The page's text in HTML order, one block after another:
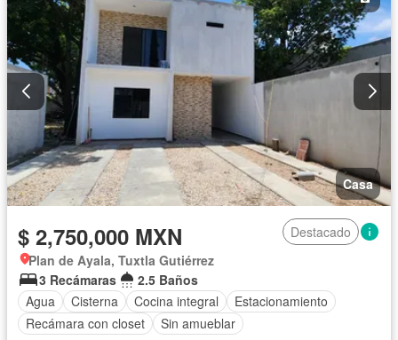
Casa
$ 2,750,000 MXN
Destacado
Plan de Ayala, Tuxtla Gutiérrez
3 Recámaras
2.5 Baños
Agua
Cisterna Cocina integral
Estacionamiento
Recámara con closet
Sin amueblar